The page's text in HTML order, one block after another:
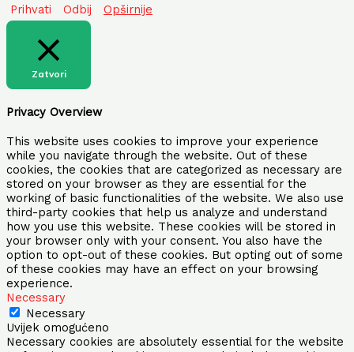
Prihvati
Odbij Opširnije
Zatvori
Privacy Overview
This website uses cookies to improve your experience
while you navigate through the website. Out of these
cookies, the cookies that are categorized as necessary are
stored on your browser as they are essential for the
working of basic functionalities of the website. We also use
third-party cookies that help us analyze and understand
how you use this website. These cookies will be stored in
your browser only with your consent. You also have the
option to opt-out of these cookies. But opting out of some
of these cookies may have an effect on your browsing
experience.
Necessary
Necessary
Uvijek omogućeno
Necessary cookies are absolutely essential for the website